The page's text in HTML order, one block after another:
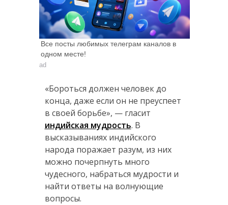
Все посты любимых телеграм каналов в
одном месте!
ad
«Бороться должен человек до
конца, даже если он не преуспеет
в своей борьбе», — гласит
индийская мудрость. В
высказываниях индийского
народа поражает разум, из них
можно почерпнуть много
чудесного, набраться мудрости и
найти ответы на волнующие
вопросы.